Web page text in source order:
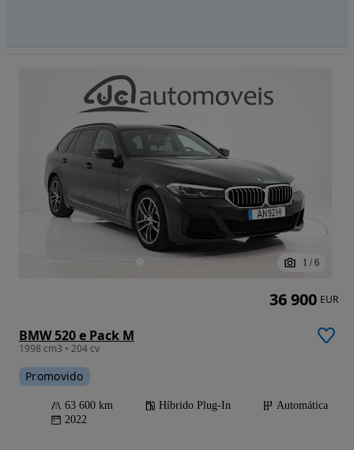
1 / 6
BMW 520 e Pack M
1998 cm3 • 204 cv
Promovido
63 600 km Híbrido Plug-In
Automática
2022
36 900 EUR